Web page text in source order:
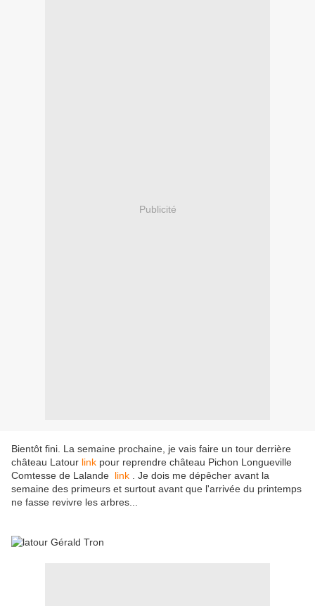
Publicité
Bientôt fini. La semaine prochaine, je vais faire un tour derrière
château Latour link pour reprendre château Pichon Longueville
Comtesse de Lalande link . Je dois me dépêcher avant la
semaine des primeurs et surtout avant que l'arrivée du printemps
ne fasse revivre les arbres...